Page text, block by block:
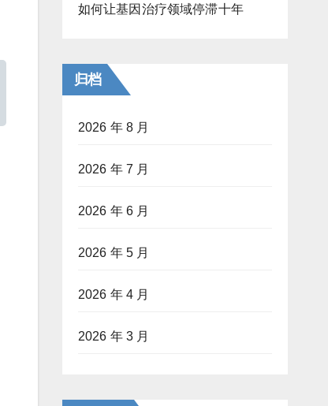
如何让基因治疗领域停滞十年
归档
2026 年 8 月
2026 年 7 月
2026 年 6 月
2026 年 5 月
2026 年 4 月
2026 年 3 月